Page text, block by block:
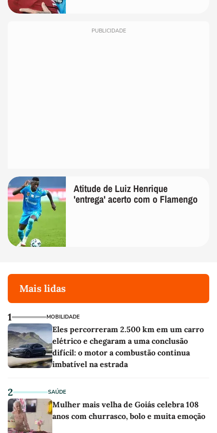
PUBLICIDADE
Atitude de Luiz Henrique
'entrega' acerto com o Flamengo
Mais lidas
1 MOBILIDADE
Eles percorreram 2.500 km em um carro
elétrico e chegaram a uma conclusão
difícil: o motor a combustão continua
imbatível na estrada
2 SAÚDE
Mulher mais velha de Goiás celebra 108
anos com churrasco, bolo e muita emoção